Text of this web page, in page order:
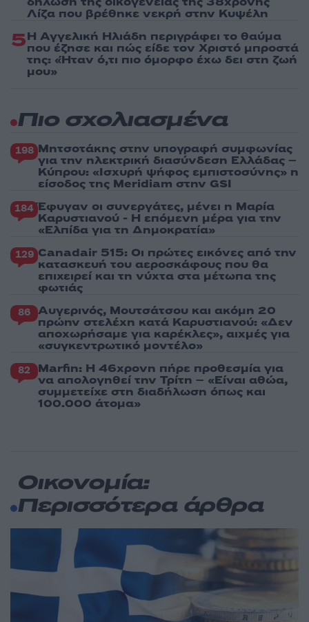
Λίζα που βρέθηκε νεκρή στην Κυψέλη
5Η Αγγελική Ηλιάδη περιγράφει το θαύμα
που έζησε και πώς είδε τον Χριστό μπροστά
της: «Ήταν ό,τι πιο όμορφο έχω δει στη ζωή
μου»
Πιο σχολιασμένα
198 Μητσοτάκης στην υπογραφή συμφωνίας
για την ηλεκτρική διασύνδεση Ελλάδας –
Κύπρου: «Ισχυρή ψήφος εμπιστοσύνης» η
είσοδος της Meridiam στην GSI
184 Έφυγαν οι συνεργάτες, μένει η Μαρία
Καρυστιανού - Η επόμενη μέρα για την
«Ελπίδα για τη Δημοκρατία»
129 Canadair 515: Οι πρώτες εικόνες από την
κατασκευή του αεροσκάφους που θα
επιχειρεί και τη νύχτα στα μέτωπα της
φωτιάς
86 Αυγερινός, Μουτσάτσου και ακόμη 20
πρώην στελέχη κατά Καρυστιανού: «Δεν
αποχωρήσαμε για καρέκλες», αιχμές για
«συγκεντρωτικό μοντέλο»
82 Marfin: Η 46χρονη πήρε προθεσμία για
να απολογηθεί την Τρίτη – «Είναι αθώα,
συμμετείχε στη διαδήλωση όπως και
100.000 άτομα»
Οικονομία:
Περισσότερα άρθρα